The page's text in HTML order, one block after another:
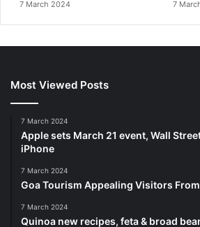
7 March 2024 7
Most Viewed Posts
7 March 2024
Apple sets March 21 event, Wall
iPhone
7 March 2024
Goa Tourism Appealing Visitors
7 March 2024
Quinoa new recipes, feta & broad